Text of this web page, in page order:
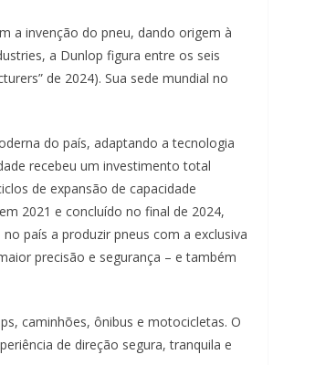
a invenção do pneu, dando origem à
a Dunlop figura entre os seis
de 2024). Sua sede mundial no
do país, adaptando a tecnologia
recebeu um investimento total
de expansão de capacidade
2021 e concluído no final de 2024,
país a produzir pneus com a exclusiva
precisão e segurança – e também
caminhões, ônibus e motocicletas. O
de direção segura, tranquila e